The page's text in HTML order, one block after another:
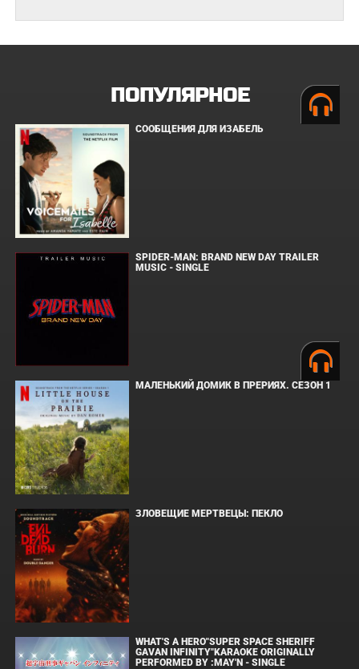
ПОПУЛЯРНОЕ
СООБЩЕНИЯ ДЛЯ ИЗАБЕЛЬ
SPIDER-MAN: BRAND NEW DAY TRAILER
MUSIC - SINGLE
МАЛЕНЬКИЙ ДОМИК В ПРЕРИЯХ. СЕЗОН 1
ЗЛОВЕЩИЕ МЕРТВЕЦЫ: ПЕКЛО
WHAT'S A HERO"SUPER SPACE SHERIFF
GAVAN INFINITY"KARAOKE ORIGINALLY
PERFORMED BY :MAY'N - SINGLE